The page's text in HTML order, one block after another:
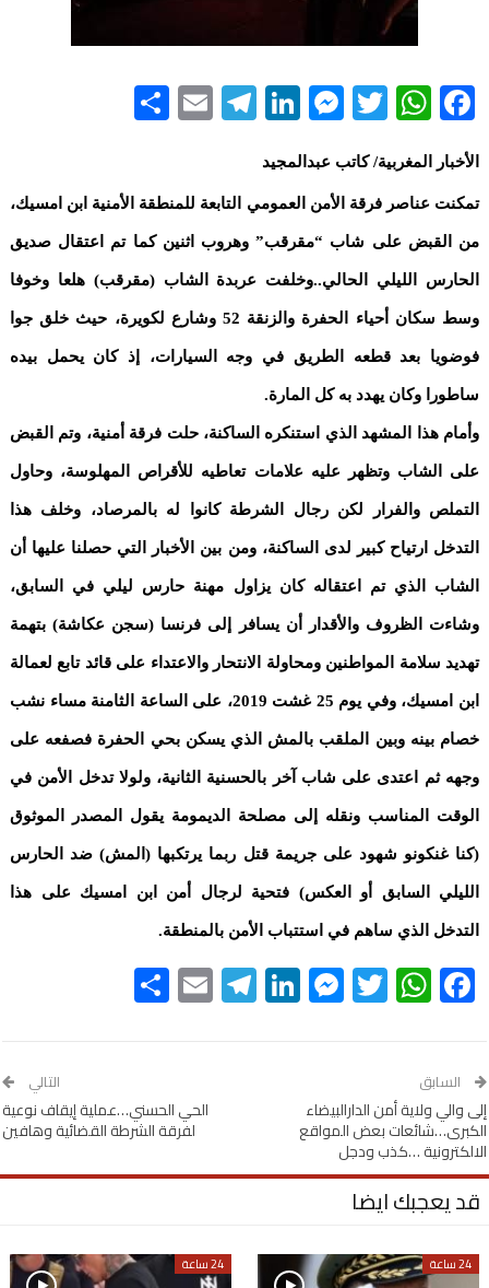
Facebook
WhatsApp
Twitter
Messenger
LinkedIn
Telegram
Email
الأخبار المغربية/ كاتب عبدالمجيد
تمكنت عناصر فرقة الأمن العمومي التابعة للمنطقة الأمنية ابن امسيك،
من القبض على شاب “مقرقب” وهروب اثنين كما تم اعتقال صديق
الحارس الليلي الحالي..وخلفت عربدة الشاب (مقرقب) هلعا وخوفا
وسط سكان أحياء الحفرة والزنقة 52 وشارع لكويرة، حيث خلق جوا
فوضويا بعد قطعه الطريق في وجه السيارات، إذ كان يحمل بيده
ساطورا وكان يهدد به كل المارة.
وأمام هذا المشهد الذي استنكره الساكنة، حلت فرقة أمنية، وتم القبض
على الشاب وتظهر عليه علامات تعاطيه للأقراص المهلوسة، وحاول
التملص والفرار لكن رجال الشرطة كانوا له بالمرصاد، وخلف هذا
التدخل ارتياح كبير لدى الساكنة، ومن بين الأخبار التي حصلنا عليها أن
الشاب الذي تم اعتقاله كان يزاول مهنة حارس ليلي في السابق،
وشاءت الظروف والأقدار أن يسافر إلى فرنسا (سجن عكاشة) بتهمة
تهديد سلامة المواطنين ومحاولة الانتحار والاعتداء على قائد تابع لعمالة
ابن امسيك، وفي يوم 25 غشت 2019، على الساعة الثامنة مساء نشب
خصام بينه وبين الملقب بالمش الذي يسكن بحي الحفرة فصفعه على
وجهه ثم اعتدى على شاب آخر بالحسنية الثانية، ولولا تدخل الأمن في
الوقت المناسب ونقله إلى مصلحة الديمومة يقول المصدر الموثوق
(كنا غنكونو شهود على جريمة قتل ربما يرتكبها (المش) ضد الحارس
الليلي السابق أو العكس) فتحية لرجال أمن ابن امسيك على هذا
التدخل الذي ساهم في استتباب الأمن بالمنطقة.
Facebook
WhatsApp
Twitter
Messenger
LinkedIn
Telegram
Email
السابق
إلى والي ولاية أمن الدارالبيضاء
الكبرى…شائعات بعض المواقع
الالكترونية …كذب ودجل
التالي
الحي الحسني…عملية إيقاف نوعية
لفرقة الشرطة القضائية وهافين
قد يعجبك ايضا
24 ساعة 24 ساعة